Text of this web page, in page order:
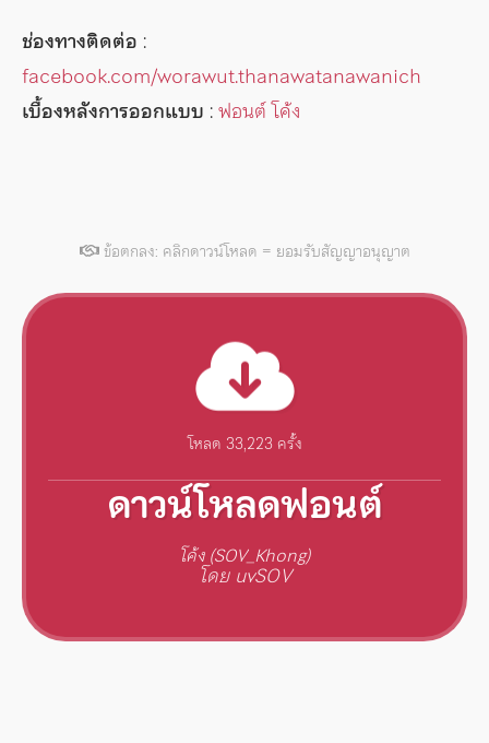
ช่องทางติดต่อ :
facebook.com/worawut.thanawatanawanich
เบื้องหลังการออกแบบ :ฟอนต์ โค้ง
ข้อตกลง: คลิกดาวน์โหลด = ยอมรับสัญญาอนุญาต
โหลด 33,223 ครั้ง
ดาวน์โหลดฟอนต์
โค้ง (SOV_Khong)
โดย uvSOV